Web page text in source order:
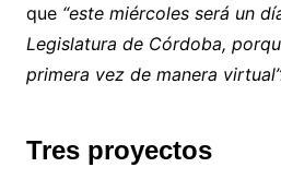
que “este miércoles será un
Legislatura de Córdoba,
primera vez de manera
Tres proyectos